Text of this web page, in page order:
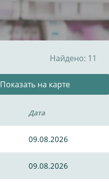
Найдено: 11
Показать на карте
Дата
09.08.2026
09.08.2026